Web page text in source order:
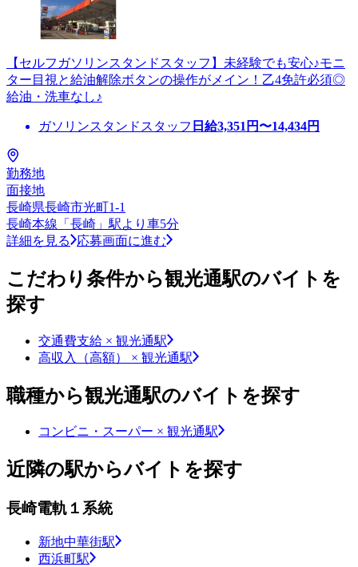
【セルフガソリンスタンドスタッフ】未経験でも安心♪モニ
ター目視と給油解除ボタンの操作がメイン！乙4免許必須◎
給油・洗車なし♪
ガソリンスタンドスタッフ 日給3,351 円〜14,434円
勤務地
面接地
長崎県長崎市光町1-1
長崎本線「長崎」駅より車5分
詳細を見る
応募画面に進む
こだわり条件から観光通駅のバイトを
探す
交通費支給 × 観光通駅
高収入（高額） × 観光通駅
職種から観光通駅のバイトを探す
コンビニ・スーパー × 観光通駅
近隣の駅からバイトを探す
長崎電軌１系統
新地中華街駅
西浜町駅